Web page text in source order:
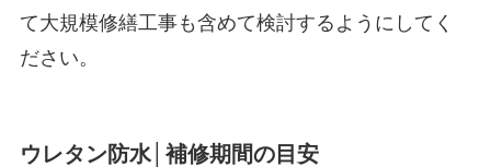
て大規模修繕工事も含めて検討するようにしてく
ださい。
ウレタン防水│補修期間の目安